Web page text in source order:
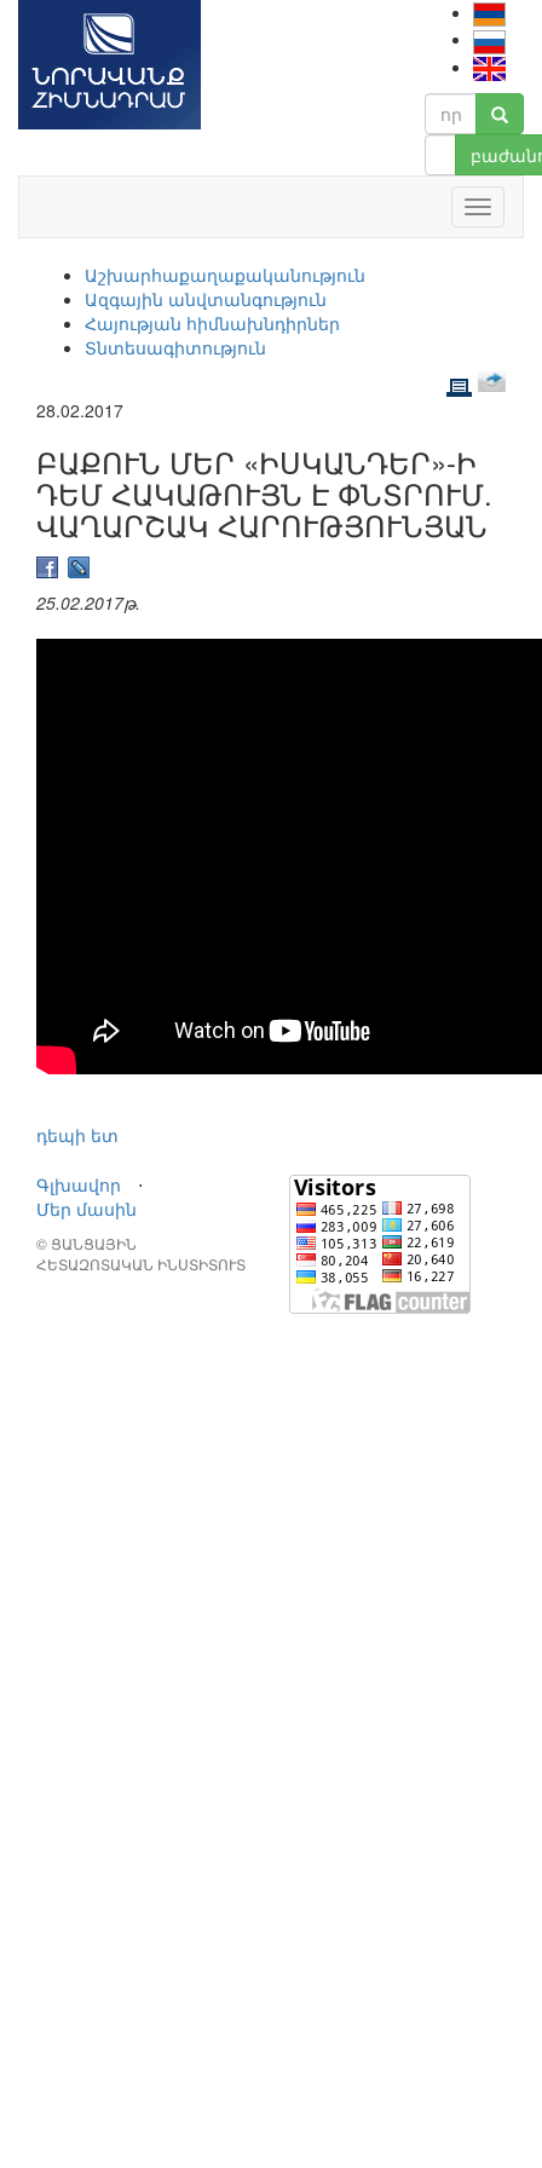
Աշխարհաքաղաքականություն
Ազգային անվտանգություն
Հայության հիմնախնդիրներ
Տնտեսագիտություն
28.02.2017
ԲԱՔՈՒՆ ՄԵՐ «ԻՍԿԱՆԴԵՐ»-Ի
ԴԵՄ ՀԱԿԱԹՈՒՅՆ Է ՓՆՏՐՈՒՄ.
ՎԱՂԱՐՇԱԿ ՀԱՐՈՒԹՅՈՒՆՅԱՆ
25.02.2017թ.
դեպի ետ
Գլխավոր
⋅
Մեր մասին
© ՑԱՆՑԱՅԻՆ
ՀԵՏԱԶՈՏԱԿԱՆ ԻՆՍՏԻՏՈՒՏ